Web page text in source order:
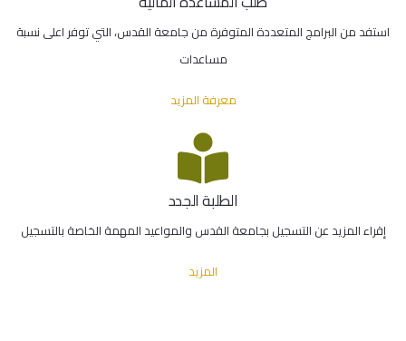
استفد من البرامج المتعددة المتوفرة من جامعة القدس، التي توفر اعلى نسبة
مساعدات
معرفة المزيد
الطلبة الجدد
إقراء المزيد عن التسجيل بجامعة القدس والمواعيد المهمة الخاصة بالتسجيل
المزيد